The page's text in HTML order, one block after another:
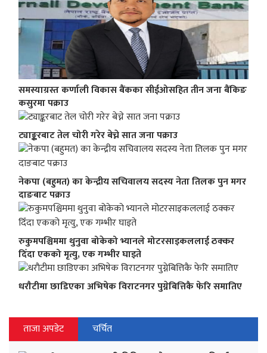
समस्याग्रस्त कर्णाली विकास बैंकका सीईओसहित तीन जना बैंकिङ
कसुरमा पक्राउ
ट्याङ्करबाट तेल चोरी गरेर बेच्ने सात जना पक्राउ
नेकपा (बहुमत) का केन्द्रीय सचिवालय सदस्य नेता तिलक पुन मगर
दाङबाट पक्राउ
रुकुमपश्चिममा थुनुवा बोकेको भ्यानले मोटरसाइकललाई ठक्कर
दिँदा एकको मृत्यु, एक गम्भीर घाइते
धराैटीमा छाडिएका अभिषेक विराटनगर पुग्नेबित्तिकै फेरि समातिए
ताजा अपडेट चर्चित